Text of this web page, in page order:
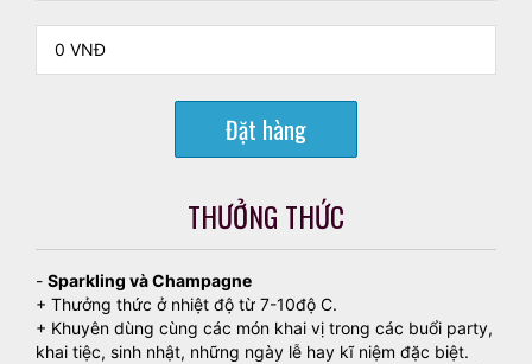
Đặt hàng
THƯỞNG THỨC
- Sparkling và Champagne
+ Thưởng thức ở nhiệt độ từ 7-10độ C.
+ Khuyên dùng cùng các món khai vị trong các buổi party,
khai tiệc, sinh nhật, những ngày lễ hay kĩ niệm đặc biệt.